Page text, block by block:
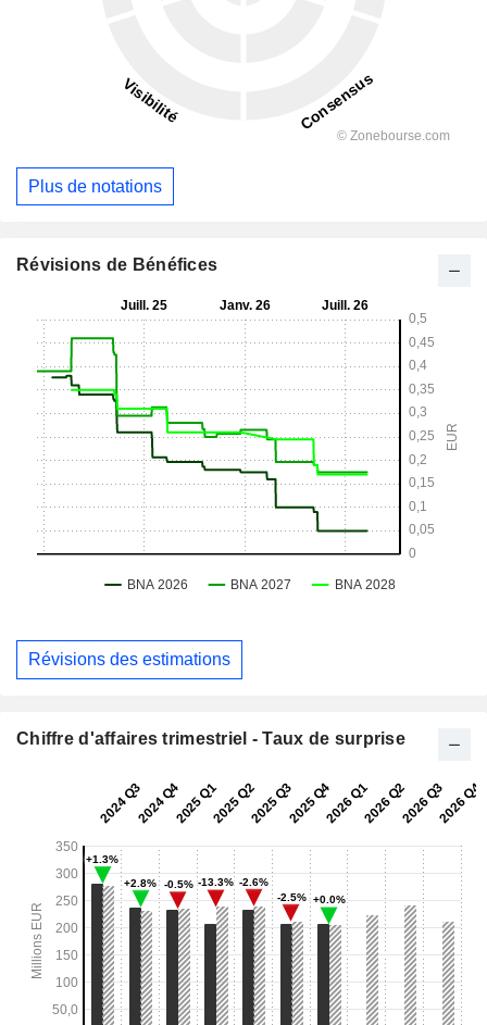
Plus de notations
Révisions de Bénéfices
Révisions des estimations
Chiffre d'affaires trimestriel - Taux de surprise